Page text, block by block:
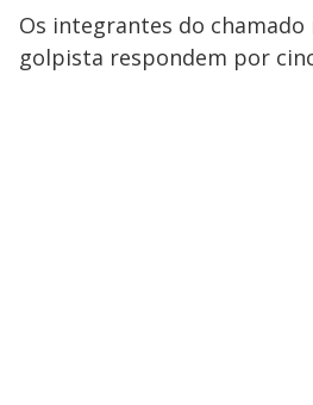
Os integrantes do
golpista respondem por